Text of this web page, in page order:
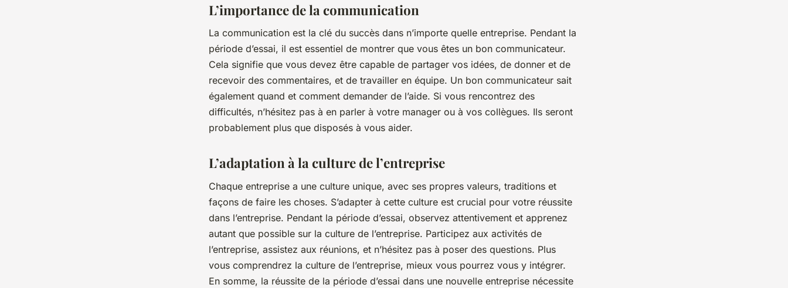
L’importance de la communication
La communication est la clé du succès dans n’importe quelle entreprise. Pendant la
période d’essai, il est essentiel de montrer que vous êtes un bon communicateur.
Cela signifie que vous devez être capable de partager vos idées, de donner et de
recevoir des commentaires, et de travailler en équipe. Un bon communicateur sait
également quand et comment demander de l’aide. Si vous rencontrez des
difficultés, n’hésitez pas à en parler à votre manager ou à vos collègues. Ils seront
probablement plus que disposés à vous aider.
L’adaptation à la culture de l’entreprise
Chaque entreprise a une culture unique, avec ses propres valeurs, traditions et
façons de faire les choses. S’adapter à cette culture est crucial pour votre réussite
dans l’entreprise. Pendant la période d’essai, observez attentivement et apprenez
autant que possible sur la culture de l’entreprise. Participez aux activités de
l’entreprise, assistez aux réunions, et n’hésitez pas à poser des questions. Plus
vous comprendrez la culture de l’entreprise, mieux vous pourrez vous y intégrer.
En somme, la réussite de la période d’essai dans une nouvelle entreprise nécessite